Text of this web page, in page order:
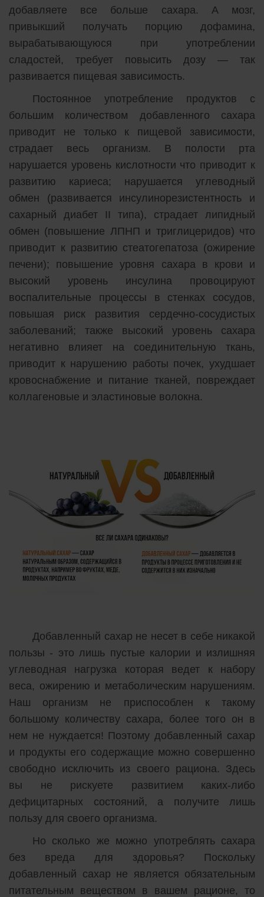
добавляете все больше сахара. А мозг,
привыкший получать порцию дофамина,
вырабатывающуюся при употреблении
сладостей, требует повысить дозу — так
развивается пищевая зависимость.
Постоянное употребление продуктов с
большим количеством добавленного сахара
приводит не только к пищевой зависимости,
страдает весь организм. В полости рта
нарушается уровень кислотности что приводит к
развитию кариеса; нарушается углеводный
обмен (развивается инсулинорезистентность и
сахарный диабет II типа), страдает липидный
обмен (повышение ЛПНП и триглицеридов) что
приводит к развитию стеатогепатоза (ожирение
печени); повышение уровня сахара в крови и
высокий уровень инсулина провоцируют
воспалительные процессы в стенках сосудов,
повышая риск развития сердечно-сосудистых
заболеваний; также высокий уровень сахара
негативно влияет на соединительную ткань,
приводит к нарушению работы почек, ухудшает
кровоснабжение и питание тканей, повреждает
коллагеновые и эластиновые волокна.
Добавленный сахар не несет в себе никакой
пользы - это лишь пустые калории и излишняя
углеводная нагрузка которая ведет к набору
веса, ожирению и метаболическим нарушениям.
Наш организм не приспособлен к такому
большому количеству сахара, более того он в
нем не нуждается! Поэтому добавленный сахар
и продукты его содержащие можно совершенно
свободно исключить из своего рациона. Здесь
вы не рискуете развитием каких-либо
дефицитарных состояний, а получите лишь
пользу для своего организма.
Но сколько же можно употреблять сахара
без вреда для здоровья? Поскольку
добавленный сахар не является обязательным
питательным веществом в вашем рационе, то